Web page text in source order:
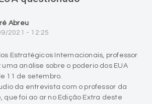
Abreu
2021 - 12:25
Estratégicos Internacionais, professor
uma análise sobre o poderio dos EUA
11 de setembro.
da entrevista com o professor da
que foi ao ar no Edição Extra deste